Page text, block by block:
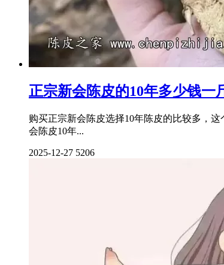
正宗新会陈皮的10年多少钱一
购买正宗新会陈皮选择10年陈皮的比较多，
会陈皮10年...
2025-12-27 5206